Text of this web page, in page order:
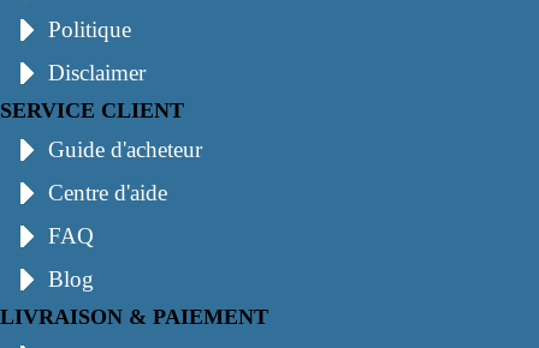
Politique
Disclaimer
SERVICE CLIENT
Guide d'acheteur
Centre d'aide
FAQ
Blog
LIVRAISON & PAIEMENT